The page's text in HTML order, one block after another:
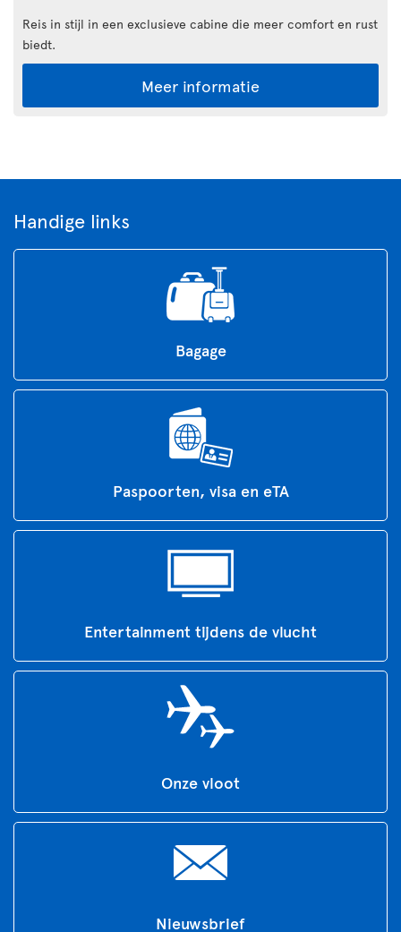
Reis in stijl in een exclusieve cabine die meer comfort en rust
biedt.
Meer informatie
Handige links
Bagage
Paspoorten, visa en eTA
Entertainment tijdens de vlucht
Onze vloot
Nieuwsbrief